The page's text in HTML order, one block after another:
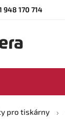
948 170 714
pro tiskárny